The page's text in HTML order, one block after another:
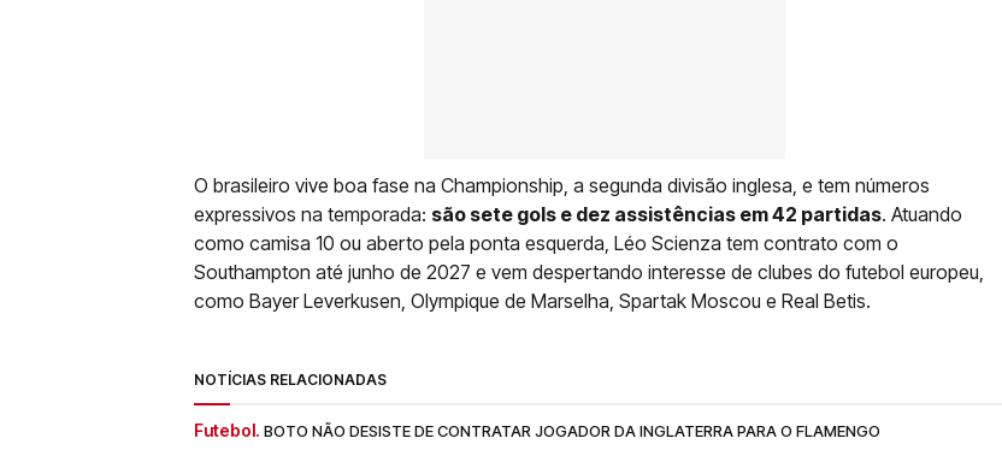
O brasileiro vive boa fase na Championship, a segunda divisão inglesa, e tem números
expressivos na temporada: são sete gols e dez assistências em 42 partidas. Atuando
como camisa 10 ou aberto pela ponta esquerda, Léo Scienza tem contrato com o
Southampton até junho de 2027 e vem despertando interesse de clubes do futebol europeu,
como Bayer Leverkusen, Olympique de Marselha, Spartak Moscou e Real Betis.
NOTÍCIAS RELACIONADAS
Futebol. BOTO NÃO DESISTE DE CONTRATAR JOGADOR DA INGLATERRA PARA O FLAMENGO